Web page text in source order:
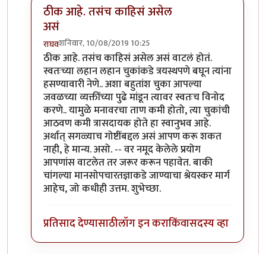
ठीक आहे. तसंच काहिसं असेल
असं
राघवशनिवार, 10/08/2019 10:25
In reply toखूप धन्यवाद राघवजी. मला झोपby
ठीक आहे. तसंच काहिसं असेल असं वाटलं होतं.
स्वतःच्या लहान लहान चुकांकडे त्रयस्थपणे बघून त्यांना
हसण्यावारी नेणे.. अशा बहुतांश चुका आपल्या
जवळच्या व्यक्तींच्या पुढे मांडून त्यावर स्वतःच विनोद
करणे.. यामुळे मनावरचा ताण कमी होतो, त्या चुकांची
आठवण कमी त्रासदायक होते हा स्वानुभव आहे.
अर्थात् सगळ्याच गोष्टींबद्दल असं आपण करू शकत
नाही, हे मान्य. असो. -- वर नमूद केलेले प्रयोग
आपणांस वाटलेत तर जरूर करून पहावेत. बाकी
चांगल्या मानसोपचारतज्ञाकडे जाण्याचा श्रेयस्कर मार्ग
आहेच, जो कधीही उत्तम. शुभेच्छा.
प्रतिसाद देण्यासाठीलॉग इन कराकिंवासदस्य व्हा